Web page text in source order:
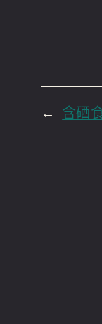
← 含硒